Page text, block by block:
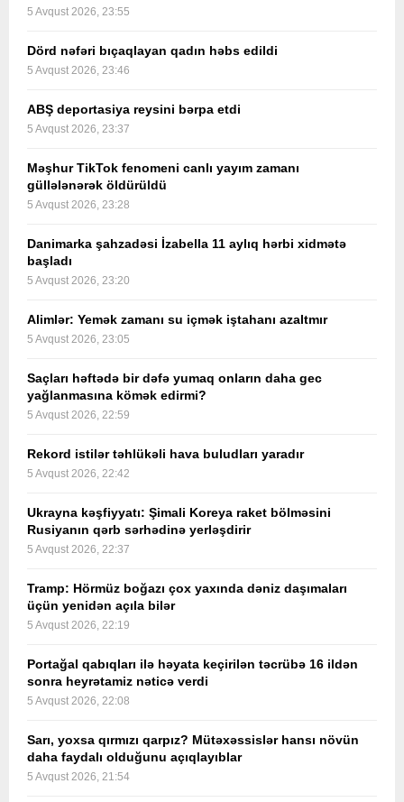
5 Avqust 2026, 23:55
Dörd nəfəri bıçaqlayan qadın həbs edildi
5 Avqust 2026, 23:46
ABŞ deportasiya reysini bərpa etdi
5 Avqust 2026, 23:37
Məşhur TikTok fenomeni canlı yayım zamanı
güllələnərək öldürüldü
5 Avqust 2026, 23:28
Danimarka şahzadəsi İzabella 11 aylıq hərbi xidmətə
başladı
5 Avqust 2026, 23:20
Alimlər: Yemək zamanı su içmək iştahanı azaltmır
5 Avqust 2026, 23:05
Saçları həftədə bir dəfə yumaq onların daha gec
yağlanmasına kömək edirmi?
5 Avqust 2026, 22:59
Rekord istilər təhlükəli hava buludları yaradır
5 Avqust 2026, 22:42
Ukrayna kəşfiyyatı: Şimali Koreya raket bölməsini
Rusiyanın qərb sərhədinə yerləşdirir
5 Avqust 2026, 22:37
Tramp: Hörmüz boğazı çox yaxında dəniz daşımaları
üçün yenidən açıla bilər
5 Avqust 2026, 22:19
Portağal qabıqları ilə həyata keçirilən təcrübə 16 ildən
sonra heyrətamiz nəticə verdi
5 Avqust 2026, 22:08
Sarı, yoxsa qırmızı qarpız? Mütəxəssislər hansı növün
daha faydalı olduğunu açıqlayıblar
5 Avqust 2026, 21:54